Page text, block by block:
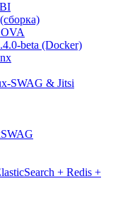
beta (Docker)
SWAG & Jitsi
+ Redis +